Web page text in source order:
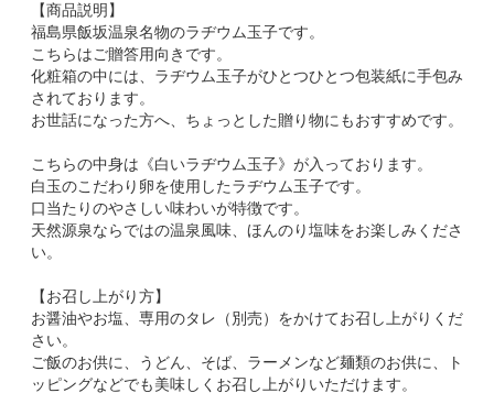
【商品説明】
福島県飯坂温泉名物のラヂウム玉子です。
こちらはご贈答用向きです。
化粧箱の中には、ラヂウム玉子がひとつひとつ包装紙に手包み
されております。
お世話になった方へ、ちょっとした贈り物にもおすすめです。
こちらの中身は《白いラヂウム玉子》が入っております。
白玉のこだわり卵を使用したラヂウム玉子です。
口当たりのやさしい味わいが特徴です。
天然源泉ならではの温泉風味、ほんのり塩味をお楽しみくださ
い。
【お召し上がり方】
お醤油やお塩、専用のタレ（別売）をかけてお召し上がりくだ
さい。
ご飯のお供に、うどん、そば、ラーメンなど麺類のお供に、ト
ッピングなどでも美味しくお召し上がりいただけます。